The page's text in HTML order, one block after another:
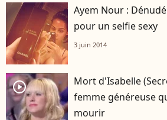
Ayem Nour :
pour un selfie sexy
3 juin 2014
player2
Mort d'Isabelle
femme généreuse
mourir